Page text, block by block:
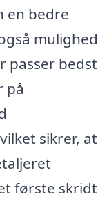
en bedre
mulighed
passer bedst
på
sikrer, at
første skridt